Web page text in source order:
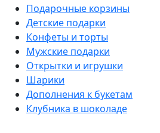
Подарочные корзины
Детские подарки
Конфеты и торты
Мужские подарки
Открытки и игрушки
Шарики
Дополнения к букетам
Клубника в шоколаде